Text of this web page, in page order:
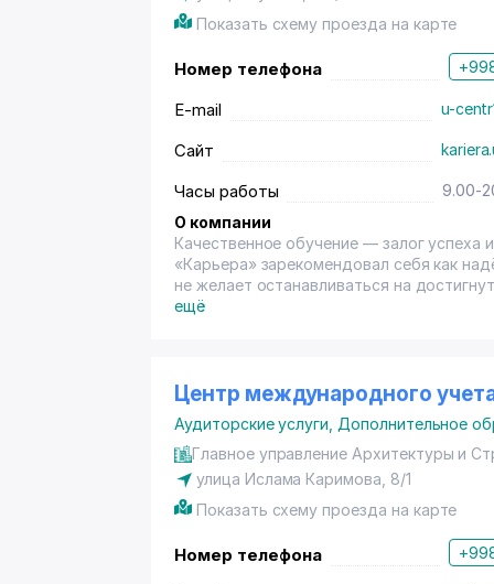
Показать схему проезда на карте
Номер телефона
E-mail u-
Сайт
Часы работы
9.00-
О компании
Качественное обучение — залог успеха и карьеры! Созданный в 2002
«Карьера» зарекомендовал себя как
не желает останавливаться на достигнутом и привык
услуги самого высокого качества и тем
УЦ «Карьера». Именно качество
«Карьера» стал победителем конкурса
«Лучшее негосударственное учебное
«Карьера» позволяет решить ряд задач и проблем. 10 ПРИЧИН ПОЧЕМУ
СВОЙ ВЫБОР НА УЦ “КАРЬЕРА” Высококвалифицированные преподаватели-практики
Индивидуальный подход Классы в центре г.Ташкента, оснащенные современным оборудованием
Гибкий график занятий (мы работаем с 10.00 до 20.00) Реальная
Оптимальное соотношение цены и качества образования Наличие
деятельность Широкий спектр реально читаемых курсов Обратная связь и контроль качества
ещё
Центр международного
Аудиторские услуги Дополнительное
Главное управление Архитектуры и
улица Ислама Каримова, 8/1
Показать схему проезда на карте
Номер телефона